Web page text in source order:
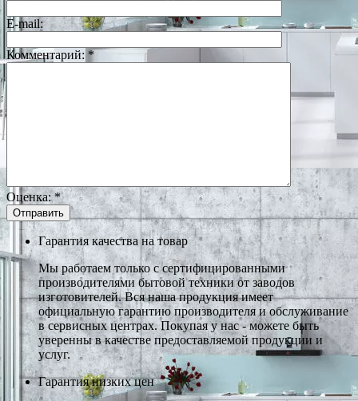
E-mail:
Комментарий: *
Оценка:*
Гарантия качества на товар
Мы работаем только с сертифицированными
производителями бытовой техники от заводов
изготовителей. Вся наша продукция имеет
официальную гарантию производителя и обслуживание
в сервисных центрах. Покупая у нас - можете быть
уверенны в качестве предоставляемой продукции и
услуг.
Гарантия низких цен